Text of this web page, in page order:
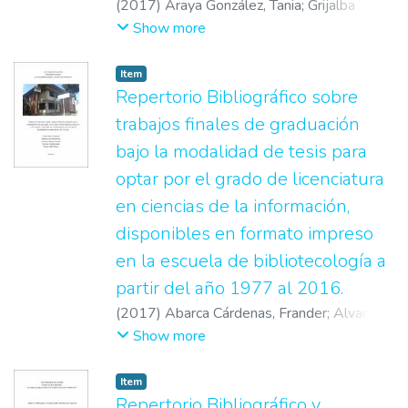
Congreso Pedagógico Centroamericano. En
1900 integró la Comisión de una Revista
para conmemorar el advenimiento del siglo
XX, la publicación se hizo en 1902. Además
publicó varios artículos en diferentes
fuentes.
(2017) Araya González, Tania; Grijalba
Araya, Paola;Sandí Gamboa, Karol
Show more
Item
Repertorio Bibliográfico sobre
trabajos finales de graduación
bajo la modalidad de tesis para
optar por el grado de licenciatura
en ciencias de la información,
disponibles en formato impreso
en la escuela de bibliotecología a
partir del año 1977 al 2016.
(2017) Abarca Cárdenas, Frander; Alvarado
Jiménez, Alejandro
Chaves, Daniela
Show more
Item